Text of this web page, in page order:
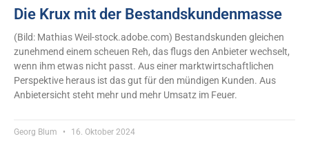
Die Krux mit der Bestandskundenmasse
(Bild: Mathias Weil-stock.adobe.com) Bestandskunden gleichen
zunehmend einem scheuen Reh, das flugs den Anbieter wechselt,
wenn ihm etwas nicht passt. Aus einer marktwirtschaftlichen
Perspektive heraus ist das gut für den mündigen Kunden. Aus
Anbietersicht steht mehr und mehr Umsatz im Feuer.
Georg Blum 16. Oktober 2024